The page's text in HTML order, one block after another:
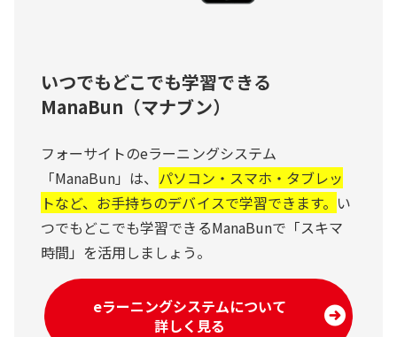
いつでもどこでも学習できる
ManaBun（マナブン）
フォーサイトのeラーニングシステム
「ManaBun」は、 パソコン・スマホ・タブレッ
トなど、お手持ちのデバイスで学習できます。 い
つでもどこでも学習できるManaBunで「スキマ
時間」を活用しましょう。
eラーニングシステムについて
詳しく見る